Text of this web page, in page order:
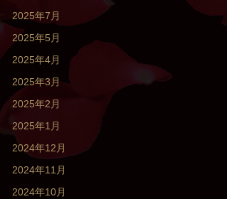
2025年7月
2025年5月
2025年4月
2025年3月
2025年2月
2025年1月
2024年12月
2024年11月
2024年10月